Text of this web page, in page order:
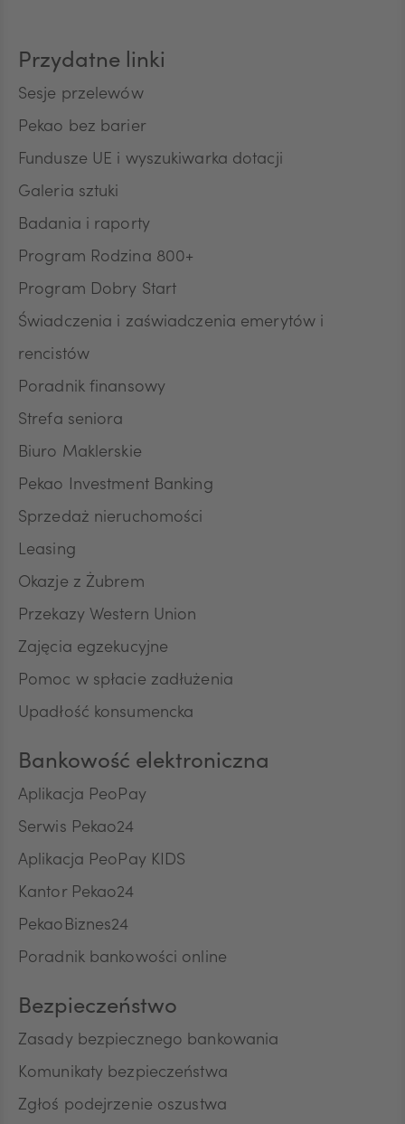
JPY
DKK
SEK
TRY
ZAR
Przydatne linki
Sesje przelewów
Pekao bez barier
Fundusze UE i wyszukiwarka dotacji
Galeria sztuki
Badania i raporty
Program Rodzina 800+
Program Dobry Start
Świadczenia i zaświadczenia emerytów i
rencistów
Poradnik finansowy
Strefa seniora
Biuro Maklerskie
Pekao Investment Banking
Sprzedaż nieruchomości
Leasing
Okazje z Żubrem
Przekazy Western Union
Zajęcia egzekucyjne
Pomoc w spłacie zadłużenia
Upadłość konsumencka
Bankowość elektroniczna
Aplikacja PeoPay
Serwis Pekao24
Aplikacja PeoPay KIDS
Kantor Pekao24
PekaoBiznes24
Poradnik bankowości online
Bezpieczeństwo
Zasady bezpiecznego bankowania
Komunikaty bezpieczeństwa
Zgłoś podejrzenie oszustwa